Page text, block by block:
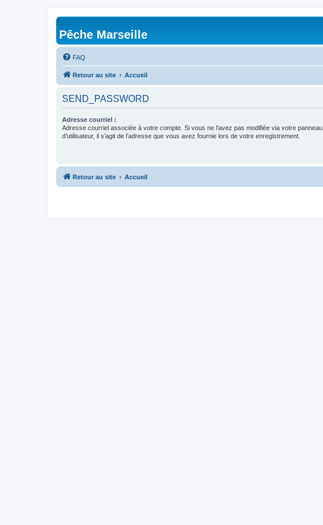
Pêche Marseille
FAQ
Retour au site Accueil
SEND_PASSWORD
Adresse courriel :
Adresse courriel associée à votre compte. Si vous ne l’avez pas modifiée via votre panneau
d’utilisateur, il s’agit de l’adresse que vous avez fournie lors de votre enregistrement.
Retour au site Accueil